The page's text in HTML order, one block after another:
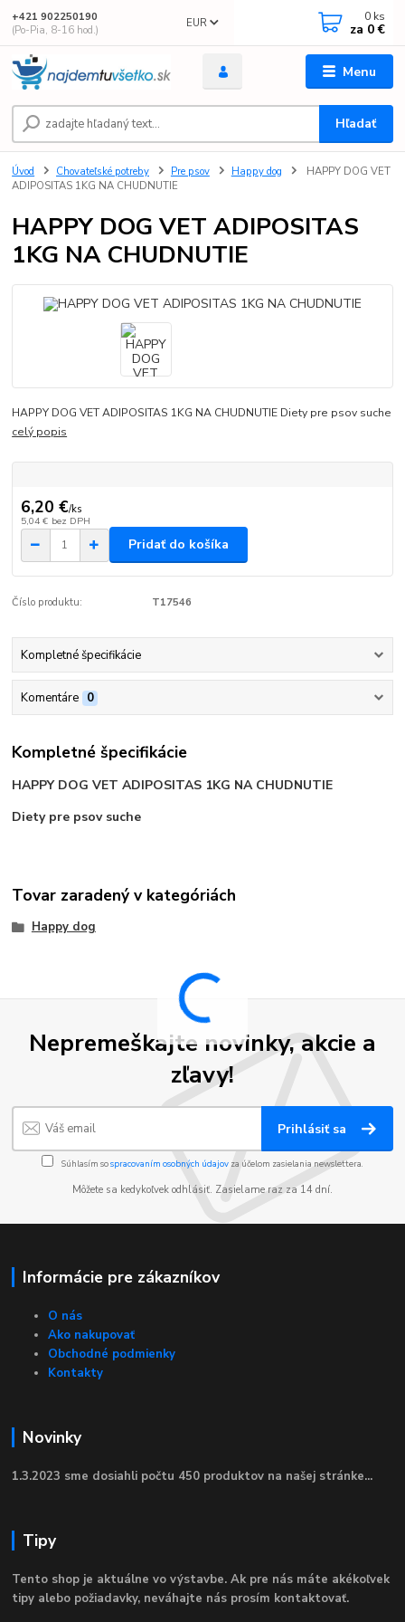
Menu
EUR
Hľadať
+421 902250190
(Po-Pia, 8-16 hod.)
0 ks
za 0 €
Úvod Chovateľské potreby Pre psov Happy dog
HAPPY DOG VET
ADIPOSITAS 1KG NA CHUDNUTIE
HAPPY DOG VET ADIPOSITAS
1KG NA CHUDNUTIE
HAPPY DOG VET ADIPOSITAS 1KG NA CHUDNUTIE Diety pre psov suche
celý popis
6,20 €/ks
5,04 € bez DPH
Pridať do košíka
Číslo produktu: T17546
Kompletné špecifikácie
Komentáre 0
Kompletné špecifikácie
HAPPY DOG VET ADIPOSITAS 1KG NA CHUDNUTIE
Diety pre psov suche
Tovar zaradený v kategóriách
Happy dog
Nepremeškajte novinky, akcie a
zľavy!
Prihlásiť sa
Súhlasím sospracovaním osobných údajov za účelom zasielania newslettera.
Môžete sa kedykoľvek odhlásiť. Zasielame raz za 14 dní.
Informácie pre zákazníkov
O nás
Ako nakupovať
Obchodné podmienky
Kontakty
Novinky
1.3.2023 sme dosiahli počtu 450 produktov na našej stránke...
Tipy
Tento shop je aktuálne vo výstavbe. Ak pre nás máte akékoľvek
tipy alebo požiadavky, neváhajte nás prosím kontaktovať.